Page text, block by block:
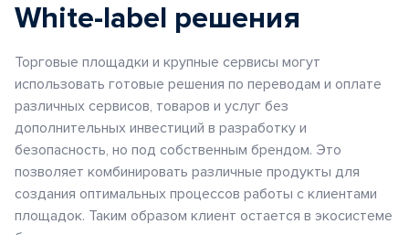
White-label решения
Торговые площадки и крупные сервисы могут
использовать готовые решения по переводам и оплате
различных сервисов, товаров и услуг без
дополнительных инвестиций в разработку и
безопасность, но под собственным брендом. Это
позволяет комбинировать различные продукты для
создания оптимальных процессов работы с клиентами
площадок. Таким образом клиент остается в экосистеме